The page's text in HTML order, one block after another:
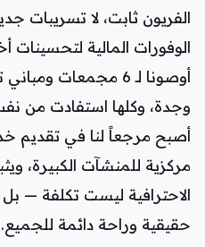
الفريون ثابت، لا تسريبات
الوفورات المالية لتحسينات
أوصونا لـ 6 مجمعات
وجدة، وكلها استفادت من
أصبح مرجعاً لنا في تقديم
مركزية للمنشآت الكبيرة،
الاحترافية ليست تكلفة —
حقيقية وراحة دائمة للجميع.